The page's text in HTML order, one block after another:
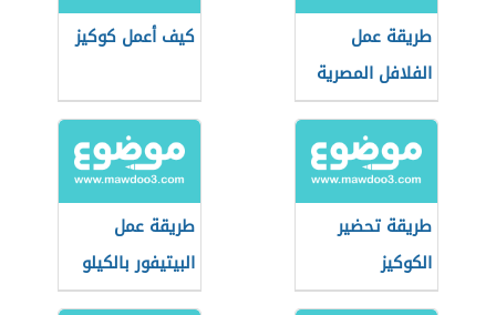
طريقة عمل
الفلافل المصرية
كيف أعمل كوكيز
طريقة تحضير
الكوكيز
طريقة عمل
البيتيفور بالكيلو